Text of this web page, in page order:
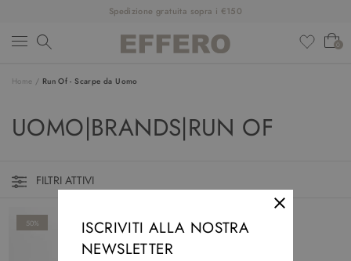
Spedizione gratuita sopra i €150
0
NEW ARRIVALS
CLOTHINGS
ACCESSORIES
DESIGNERS
ISCRIVITI ALLA NOSTRA
NEWSLETTER
Home / Run Of - Scarpe da Uomo
UOMO|BRANDS|RUN OF
FILTRI ATTIVI
50%